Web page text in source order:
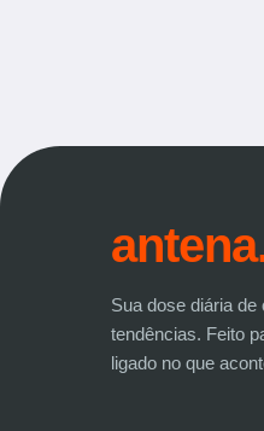
Sua dose diária
tendências. Feito
ligado no que